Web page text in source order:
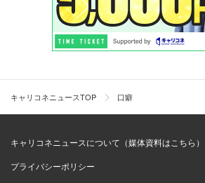
キャリコネニュースTOP 口癖
キャリコネニュースについて（媒体資料はこちら）
プライバシーポリシー